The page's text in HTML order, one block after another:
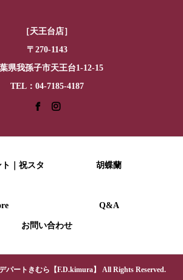
［天王台店］
〒270-1143
県我孫子市天王台1-12-15
TEL：04-7185-4187
｜祝スタ 胡蝶蘭
Q&A
お問い合わせ
パートきむら【F.D.kimura】 All Rights Reserved.